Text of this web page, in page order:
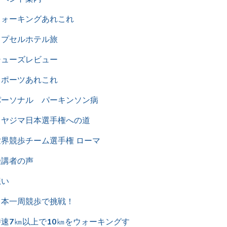
ーキングあれこれ
セルホテル旅
ーズレビュー
ーツあれこれ
ソナル パーキンソン病
ジマ日本選手権への道
競歩チーム選手権 ローマ
者の声
一周競歩で挑戦！
7㎞以上で10㎞をウォーキングす